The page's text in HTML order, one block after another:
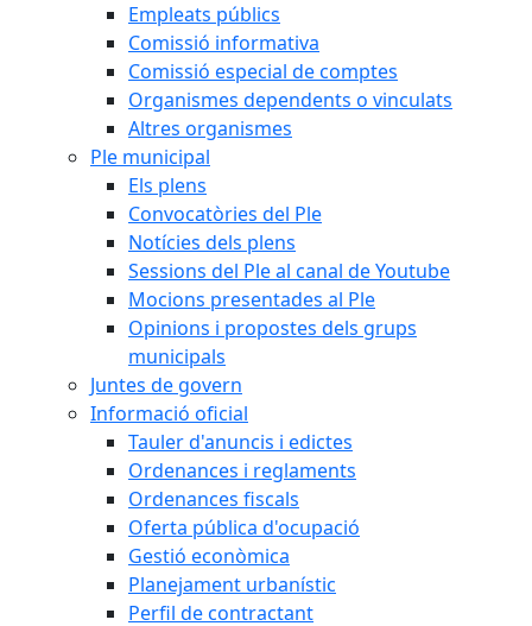
Empleats públics
Comissió informativa
Comissió especial de comptes
Organismes dependents o vinculats
Altres organismes
Ple municipal
Els plens
Convocatòries del Ple
Notícies dels plens
Sessions del Ple al canal de Youtube
Mocions presentades al Ple
Opinions i propostes dels grups
municipals
Juntes de govern
Informació oficial
Tauler d'anuncis i edictes
Ordenances i reglaments
Ordenances fiscals
Oferta pública d'ocupació
Gestió econòmica
Planejament urbanístic
Perfil de contractant